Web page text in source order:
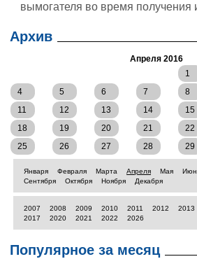
вымогателя во время получения
Архив
Апреля 2016
1
4
5 6 7 8
11
12 13 14 15
18
19 20 21 22
25
26 27 28 29
Января Февраля Марта Апреля Мая
Сентября
Октября Ноября Декабря
2007 2008 2009 2010 2011 2012 2013
2017
2020 2021 2022 2026
Популярное за месяц